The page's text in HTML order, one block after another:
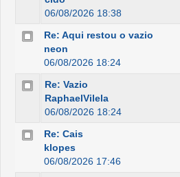
06/08/2026 18:38
Re: Aqui restou o vazio
neon
06/08/2026 18:24
Re: Vazio
RaphaelVilela
06/08/2026 18:24
Re: Cais
klopes
06/08/2026 17:46